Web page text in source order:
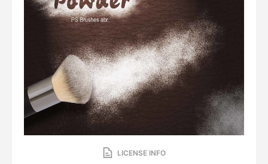
LICENSE INFO